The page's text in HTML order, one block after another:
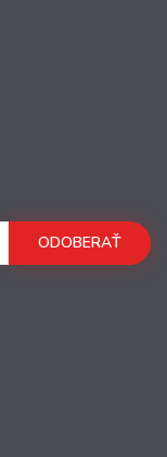
ODOBERAŤ